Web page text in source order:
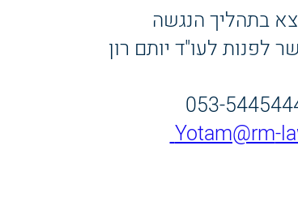
בתהליך הנגשה
לעו"ד יותם רון
Yotam@rm-